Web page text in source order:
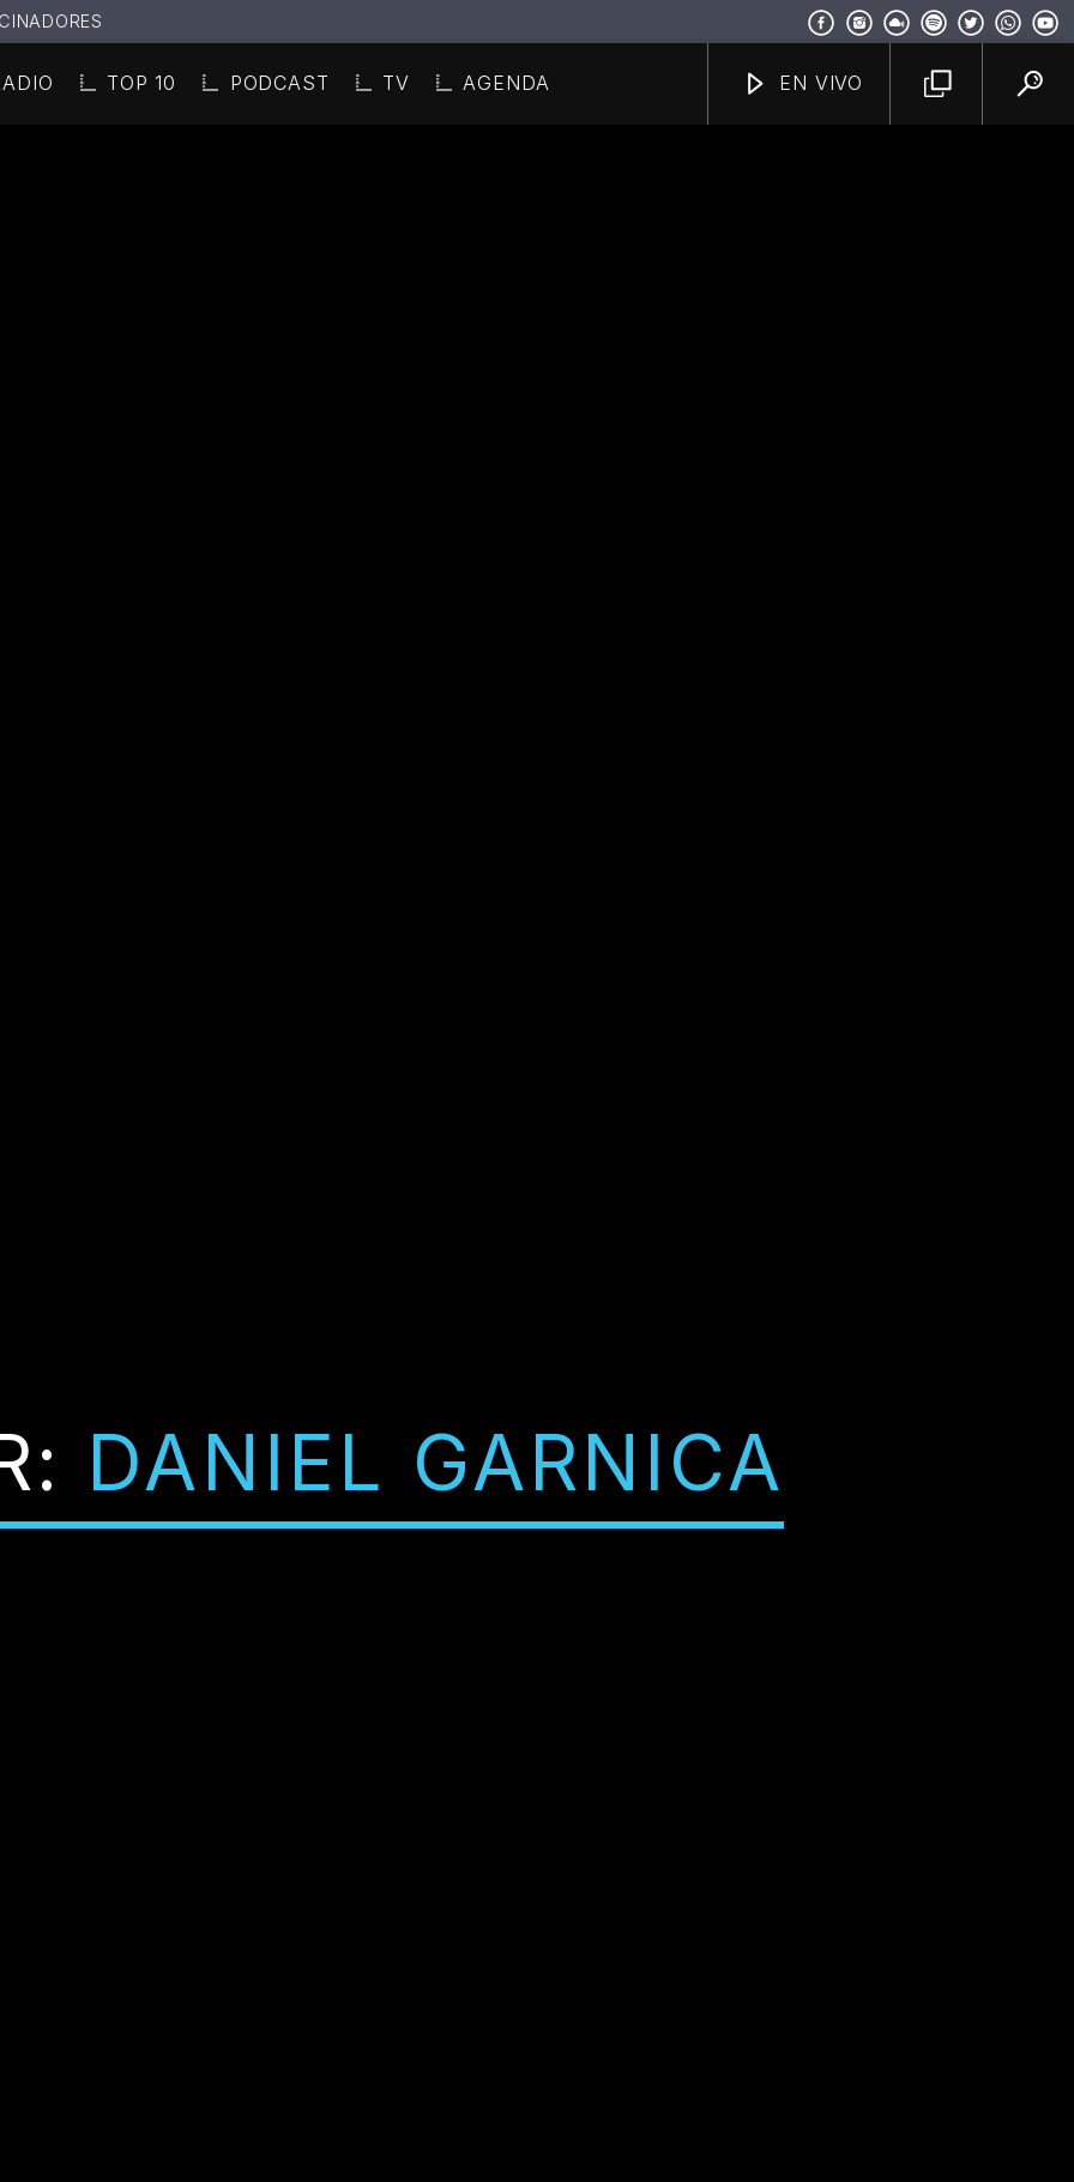
TOP 10 PODCAST TV AGENDA EN VIVO
DANIEL GARNICA